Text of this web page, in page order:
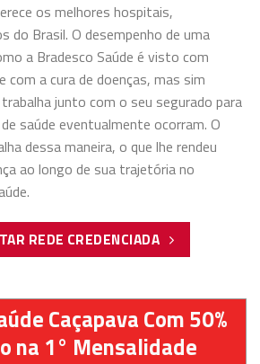
os melhores hospitais,
do Brasil. O desempenho de uma
a Bradesco Saúde é visto com
com a cura de doenças, mas sim
junto com o seu segurado para
saúde eventualmente ocorram. O
dessa maneira, o que lhe rendeu
ao longo de sua trajetória no
REDE CREDENCIADA
Caçapava Com 50%
na 1° Mensalidade